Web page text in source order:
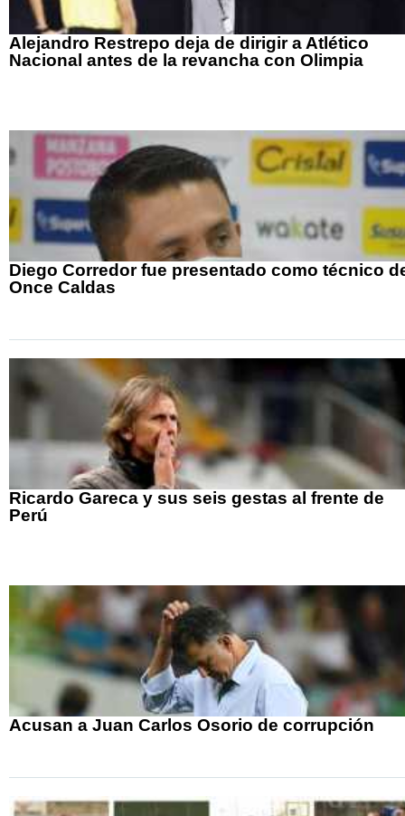
Alejandro Restrepo deja de dirigir a Atlético
Nacional antes de la revancha con Olimpia
Diego Corredor fue presentado como técnico
Once Caldas
Ricardo Gareca y sus seis gestas al frente de
Perú
Acusan a Juan Carlos Osorio de corrupción